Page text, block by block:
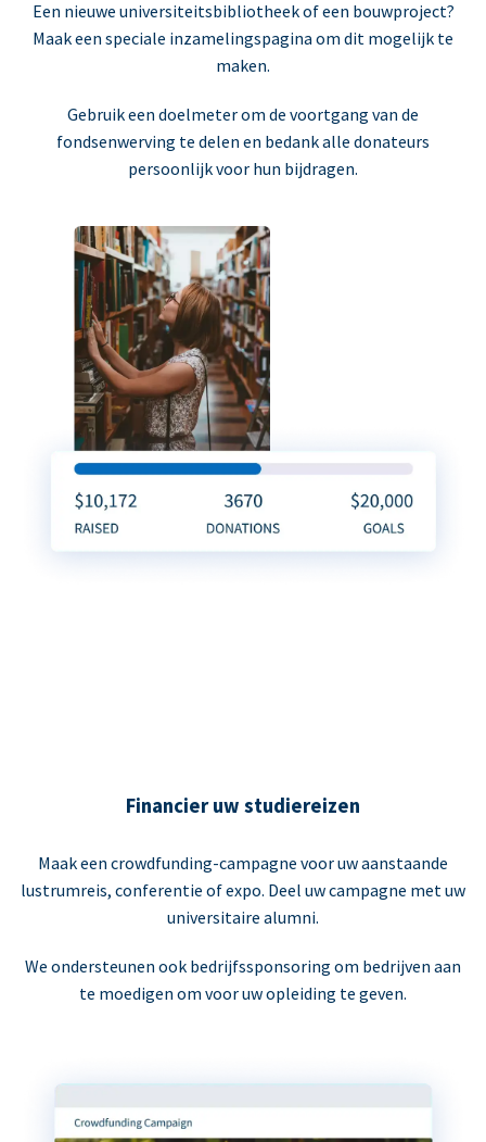
Een nieuwe universiteitsbibliotheek of een bouwproject?
Maak een speciale inzamelingspagina om dit mogelijk te
maken.
Gebruik een doelmeter om de voortgang van de
fondsenwerving te delen en bedank alle donateurs
persoonlijk voor hun bijdragen.
Financier uw studiereizen
Maak een crowdfunding-campagne voor uw aanstaande
lustrumreis, conferentie of expo. Deel uw campagne met uw
universitaire alumni.
We ondersteunen ook bedrijfssponsoring om bedrijven aan
te moedigen om voor uw opleiding te geven.